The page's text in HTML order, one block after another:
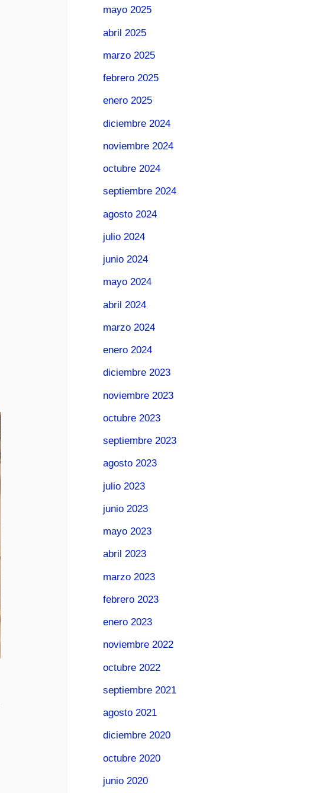
mayo 2025
abril 2025
marzo 2025
febrero 2025
enero 2025
diciembre 2024
noviembre 2024
octubre 2024
septiembre 2024
agosto 2024
julio 2024
junio 2024
mayo 2024
abril 2024
marzo 2024
enero 2024
diciembre 2023
noviembre 2023
octubre 2023
septiembre 2023
agosto 2023
julio 2023
junio 2023
mayo 2023
abril 2023
marzo 2023
febrero 2023
enero 2023
noviembre 2022
octubre 2022
septiembre 2021
agosto 2021
diciembre 2020
octubre 2020
junio 2020